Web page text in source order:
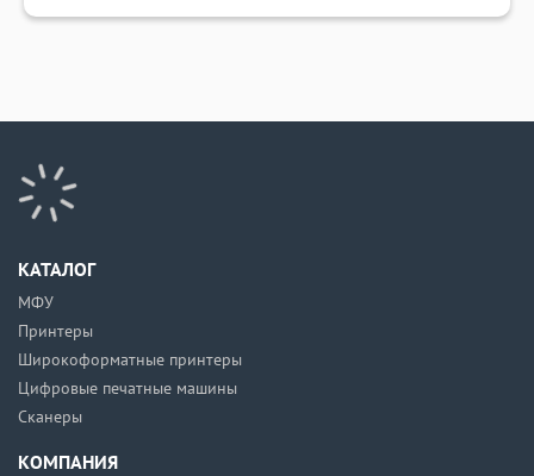
КАТАЛОГ
МФУ
Принтеры
Широкоформатные принтеры
Цифровые печатные машины
Сканеры
КОМПАНИЯ